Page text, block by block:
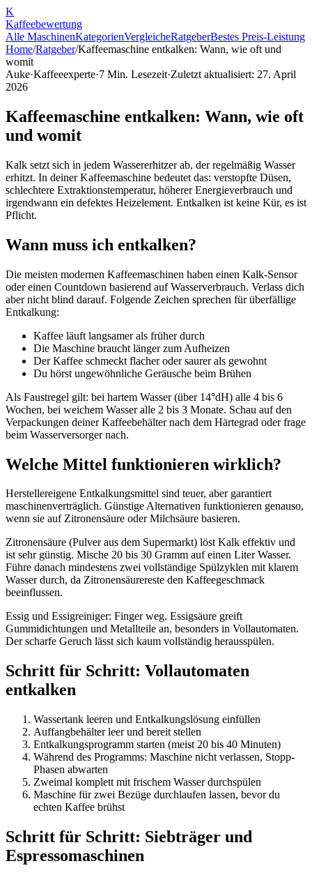
K
Kaffeebewertung
Alle MaschinenKategorienVergleicheRatgeberBestes Preis-Leistung
Home/Ratgeber/Kaffeemaschine entkalken: Wann, wie oft und
womit
Auke·Kaffeeexperte·7 Min. Lesezeit·Zuletzt aktualisiert: 27. April
2026
Kaffeemaschine entkalken: Wann, wie oft
und womit
Kalk setzt sich in jedem Wassererhitzer ab, der regelmäßig Wasser
erhitzt. In deiner Kaffeemaschine bedeutet das: verstopfte Düsen,
schlechtere Extraktionstemperatur, höherer Energieverbrauch und
irgendwann ein defektes Heizelement. Entkalken ist keine Kür, es ist
Pflicht.
Wann muss ich entkalken?
Die meisten modernen Kaffeemaschinen haben einen Kalk-Sensor
oder einen Countdown basierend auf Wasserverbrauch. Verlass dich
aber nicht blind darauf. Folgende Zeichen sprechen für überfällige
Entkalkung:
Kaffee läuft langsamer als früher durch
Die Maschine braucht länger zum Aufheizen
Der Kaffee schmeckt flacher oder saurer als gewohnt
Du hörst ungewöhnliche Geräusche beim Brühen
Als Faustregel gilt: bei hartem Wasser (über 14°dH) alle 4 bis 6
Wochen, bei weichem Wasser alle 2 bis 3 Monate. Schau auf den
Verpackungen deiner Kaffeebehälter nach dem Härtegrad oder frage
beim Wasserversorger nach.
Welche Mittel funktionieren wirklich?
Herstellereigene Entkalkungsmittel sind teuer, aber garantiert
maschinenverträglich. Günstige Alternativen funktionieren genauso,
wenn sie auf Zitronensäure oder Milchsäure basieren.
Zitronensäure (Pulver aus dem Supermarkt) löst Kalk effektiv und
ist sehr günstig. Mische 20 bis 30 Gramm auf einen Liter Wasser.
Führe danach mindestens zwei vollständige Spülzyklen mit klarem
Wasser durch, da Zitronensäurereste den Kaffeegeschmack
beeinflussen.
Essig und Essigreiniger: Finger weg. Essigsäure greift
Gummidichtungen und Metallteile an, besonders in Vollautomaten.
Der scharfe Geruch lässt sich kaum vollständig herausspülen.
Schritt für Schritt: Vollautomaten
entkalken
Wassertank leeren und Entkalkungslösung einfüllen
Auffangbehälter leer und bereit stellen
Entkalkungsprogramm starten (meist 20 bis 40 Minuten)
Während des Programms: Maschine nicht verlassen, Stopp-
Phasen abwarten
Zweimal komplett mit frischem Wasser durchspülen
Maschine für zwei Bezüge durchlaufen lassen, bevor du
echten Kaffee brühst
Schritt für Schritt: Siebträger und
Espressomaschinen